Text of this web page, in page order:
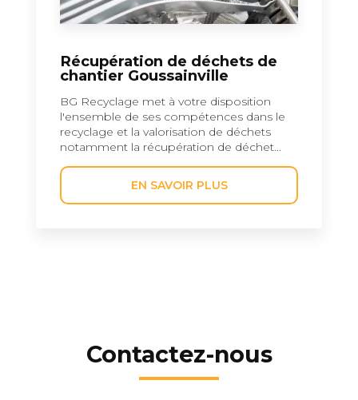
Récupération de déchets de
chantier Goussainville
BG Recyclage met à votre disposition
l'ensemble de ses compétences dans le
recyclage et la valorisation de déchets
notamment la récupération de déchet...
EN SAVOIR PLUS
Contactez-nous